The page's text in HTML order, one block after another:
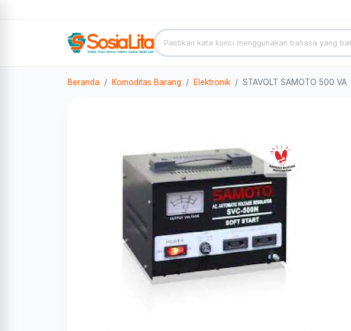
Beranda Komoditas Barang Elektronik STAVOLT SAMOTO 500 VA